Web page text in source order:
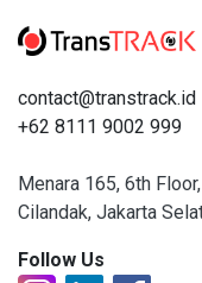
contact@transtrack.id
+62 8111 9002 999
Menara 165, 6th
Cilandak, Jakarta
Follow Us